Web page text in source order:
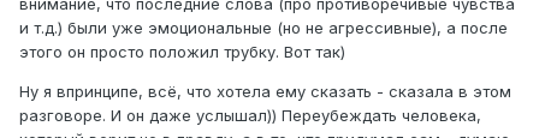
внимание, что последние слова (про противоречивые чувства
и т.д.) были уже эмоциональные (но не агрессивные), а после
этого он просто положил трубку. Вот так)
Ну я впринципе, всё, что хотела ему сказать - сказала в этом
разговоре. И он даже услышал)) Переубеждать человека,